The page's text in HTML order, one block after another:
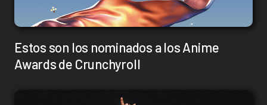
Estos son los nominados a los Anime
Awards de Crunchyroll